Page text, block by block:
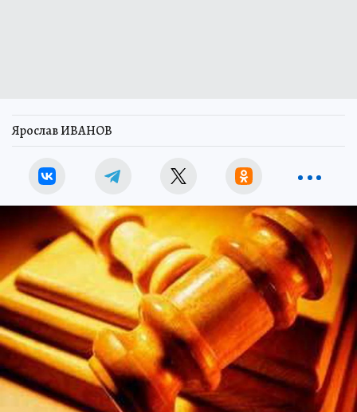
Ярослав ИВАНОВ